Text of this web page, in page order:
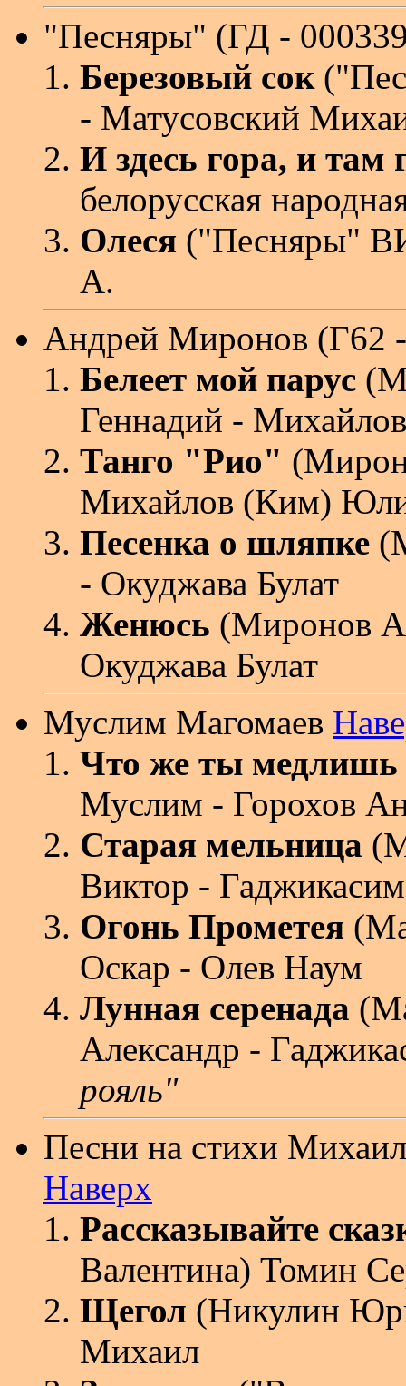
"Песняры" (ГД -
Березовый сок
- Матусовский
И здесь гора, и там
белорусская
Олеся ("Песняры"
А.
Андрей Миронов (Г62
Белеет мой парус
Геннадий -
Танго "Рио"
Михайлов (Ким)
Песенка о шляпке
- Окуджава Булат
Женюсь (Миронов
Окуджава Булат
Муслим Магомаев
Что же ты медлишь
Муслим - Горохов
Старая мельница
Виктор -
Огонь Прометея
Оскар - Олев Наум
Лунная серенада
Александр -
рояль"
Песни на стихи
Наверх
Рассказывайте
Валентина) Томин
Щегол (Никулин
Михаил